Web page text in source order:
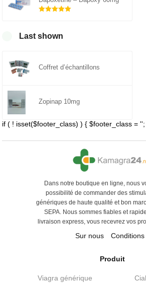
Last shown
Coffret d’échantillons
Zopinap 10mg
if ( ! isset($footer_class) ) { $footer_class =
Dans notre boutique en ligne, nous
possibilité de commander des
génériques de haute qualité et bon
SEPA. Nous sommes fiables et
livraison express, vous recevrez vos
Sur nous Conditions
Produit
Viagra générique